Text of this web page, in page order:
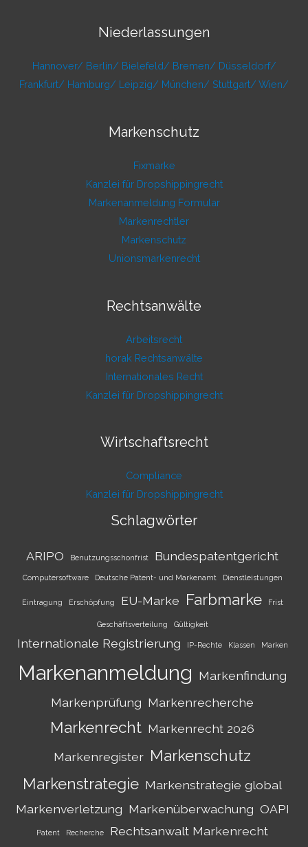
Niederlassungen
Hannover/ Berlin/ Bielefeld/ Bremen/ Düsseldorf/
Frankfurt/ Hamburg/ Leipzig/ München/ Stuttgart/ Wien/
Markenschutz
Fixmarke
Kanzlei für Dropshippingrecht
Markenanmeldung Formular
Markenrechtler
Markenschutz
Unionsmarkenrecht
Rechtsanwälte
Arbeitsrecht
horak Rechtsanwälte
Internationales Recht
Kanzlei für Dropshippingrecht
Wirtschaftsrecht
Compliance
Kanzlei für Dropshippingrecht
Schlagwörter
ARIPO Benutzungsschonfrist Bundespatentgericht
Computersoftware Deutsche Patent- und Markenamt Dienstleistungen
Eintragung Erschöpfung EU-Marke Farbmarke Frist
Geschäftsverteilung Gültigkeit
Internationale Registrierung IP-Rechte Klassen Marken
Markenanmeldung Markenfindung
Markenprüfung Markenrecherche
Markenrecht Markenrecht 2026
Markenregister Markenschutz
Markenstrategie Markenstrategie global
Markenverletzung Markenüberwachung OAPI
Patent Recherche Rechtsanwalt Markenrecht